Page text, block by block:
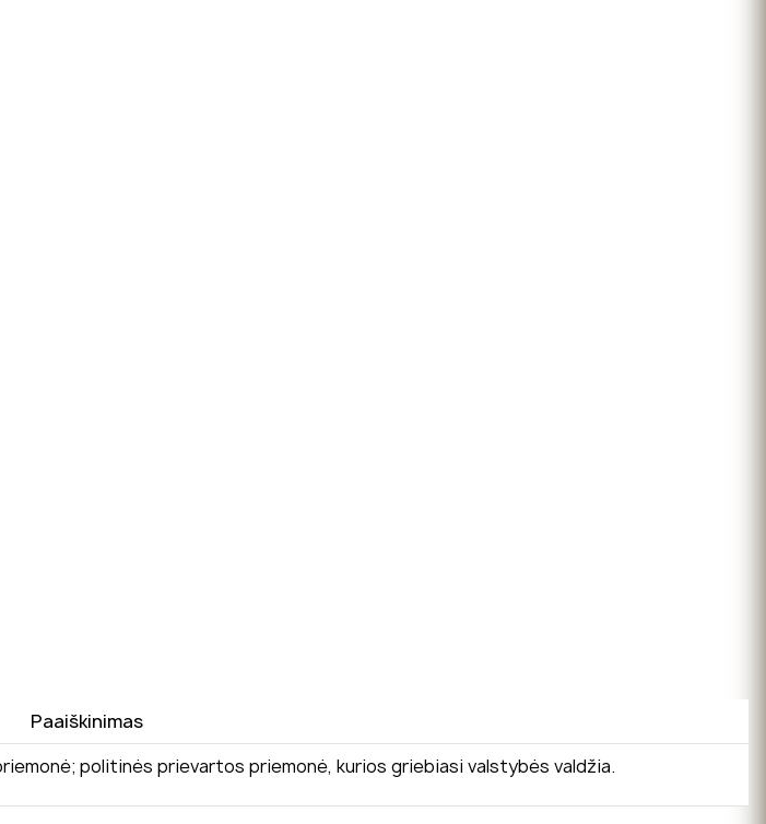
Paaiškinimas
politinės prievartos priemonė, kurios griebiasi valstybės valdžia.